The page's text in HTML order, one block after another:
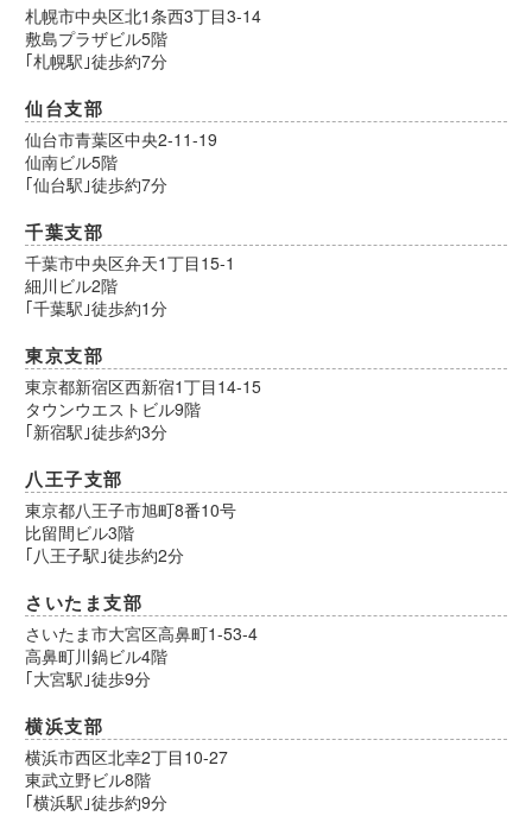
札幌市中央区北1条西3丁目3-14
敷島プラザビル5階
｢札幌駅｣徒歩約7分
仙台支部
仙台市青葉区中央2-11-19
仙南ビル5階
｢仙台駅｣徒歩約7分
千葉支部
千葉市中央区弁天1丁目15-1
細川ビル2階
｢千葉駅｣徒歩約1分
東京支部
東京都新宿区西新宿1丁目14-15
タウンウエストビル9階
｢新宿駅｣徒歩約3分
八王子支部
東京都八王子市旭町8番10号
比留間ビル3階
｢八王子駅｣徒歩約2分
さいたま支部
さいたま市大宮区高鼻町1-53-4
高鼻町川鍋ビル4階
｢大宮駅｣徒歩9分
横浜支部
横浜市西区北幸2丁目10-27
東武立野ビル8階
｢横浜駅｣徒歩約9分